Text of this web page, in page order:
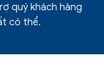
quý khách hàng
có thể.